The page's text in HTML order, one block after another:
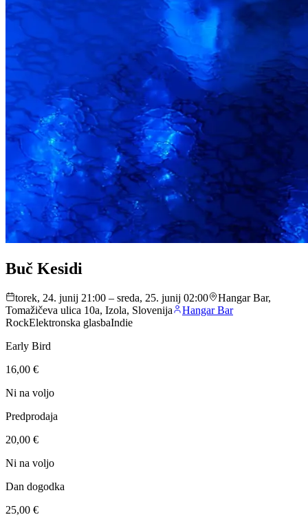
Buč Kesidi
torek, 24. junij 21:00 – sreda, 25. junij 02:00
Hangar Bar,
Tomažičeva ulica 10a, Izola, Slovenija
Hangar Bar
RockElektronska glasbaIndie
Early Bird
16,00 €
Ni na voljo
Predprodaja
20,00 €
Ni na voljo
Dan dogodka
25,00 €